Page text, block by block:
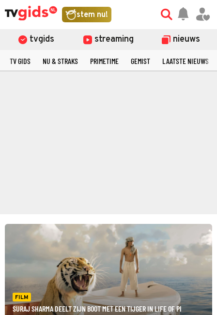
stem nu!
tvgids streaming nieuws
TV GIDS NU & STRAKS PRIMETIME GEMIST LAATSTE NIEUWS
FILM
SURAJ SHARMA DEELT ZIJN BOOT MET EEN TIJGER IN LIFE OF PI